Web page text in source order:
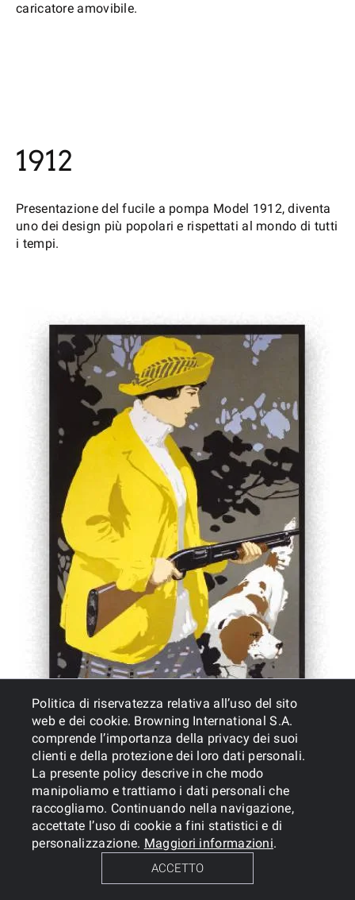
Politica di riservatezza relativa all’uso del sito
web e dei cookie. Browning International S.A.
comprende l’importanza della privacy dei suoi
clienti e della protezione dei loro dati personali.
La presente policy descrive in che modo
manipoliamo e trattiamo i dati personali che
raccogliamo. Continuando nella navigazione,
accettate l’uso di cookie a fini statistici e di
personalizzazione. Maggiori informazioni.
ACCETTO
caricatore amovibile.
1912
Presentazione del fucile a pompa Model 1912, diventa
uno dei design più popolari e rispettati al mondo di tutti
i tempi.